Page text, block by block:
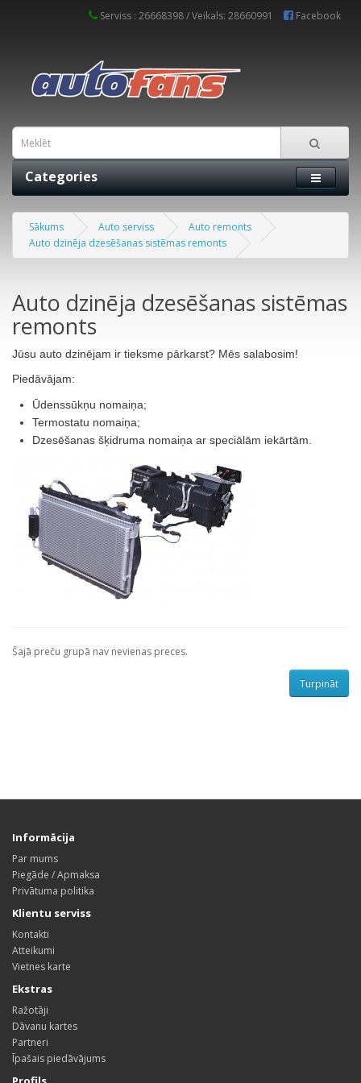
Serviss : 26668398 / Veikals: 28660991 Facebook
Categories
Sākums Auto serviss
Auto remonts
Auto dzinēja dzesēšanas sistēmas remonts
Auto dzinēja dzesēšanas sistēmas
remonts
Jūsu auto dzinējam ir tieksme pārkarst? Mēs salabosim!
Piedāvājam:
Ūdenssūkņu nomaiņa;
Termostatu nomaiņa;
Dzesēšanas šķidruma nomaiņa ar speciālām iekārtām.
Šajā preču grupā nav nevienas preces.
Turpināt
Informācija
Par mums
Piegāde / Apmaksa
Privātuma politika
Klientu serviss
Kontakti
Atteikumi
Vietnes karte
Ekstras
Ražotāji
Dāvanu kartes
Partneri
Īpašais piedāvājums